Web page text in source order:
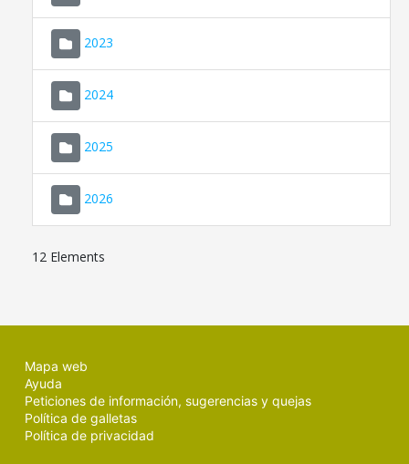
2023
2024
2025
2026
12 Elements
Mapa web
Ayuda
Peticiones de información, sugerencias y quejas
Política de galletas
Política de privacidad